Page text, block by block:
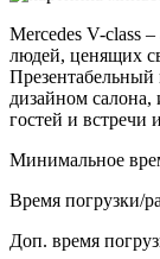
Mercedes V-class
людей, ценящих
Презентабельный
дизайном салона,
гостей и встречи
Минимальное
Время погрузки/
Доп. время